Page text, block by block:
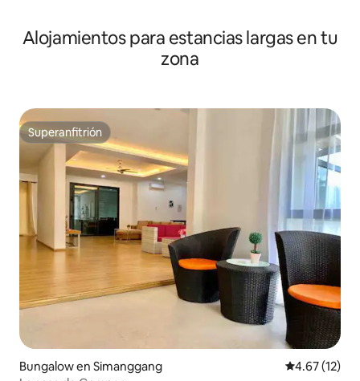
Alojamientos para estancias largas en tu
zona
Superanfitrión
Superanfitrión
Bungalow en Simanggang Calificación
4.67 (12)